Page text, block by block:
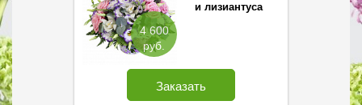
4 600
руб.
и лизиантуса
Заказать